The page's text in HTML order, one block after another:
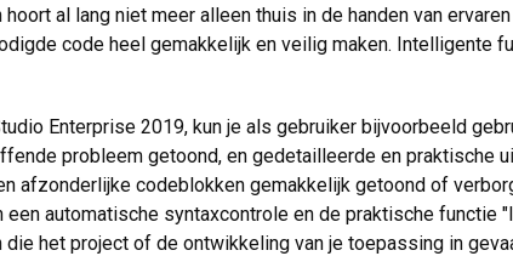
al lang niet meer alleen thuis in de handen van
code heel gemakkelijk en veilig maken. Intelligente
Enterprise 2019, kun je als gebruiker bijvoorbeeld
probleem getoond, en gedetailleerde en praktische
afzonderlijke codeblokken gemakkelijk getoond of
automatische syntaxcontrole en de praktische
het project of de ontwikkeling van je toepassing in